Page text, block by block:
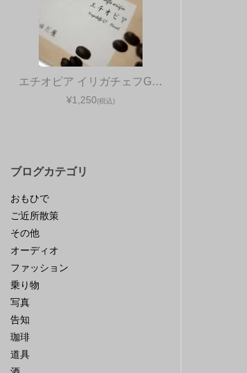
エチオピア イリガチェフG…
¥1,250(税込)
ブログカテゴリ
おもひで
ご近所散策
その他
オーディオ
ファッション
乗り物
写真
告知
珈琲
道具